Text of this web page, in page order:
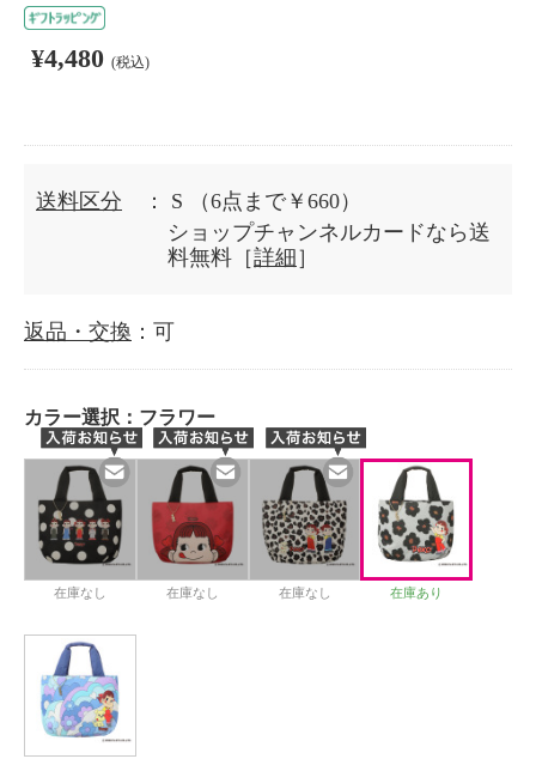
¥4,480 (税込)
送料区分 ： S
（6点まで￥660）
ショップチャンネルカードなら送
料無料［詳細 ］
返品・交換 ：可
カラー選択： フラワー
在庫なし 在庫なし 在庫なし 在庫あり